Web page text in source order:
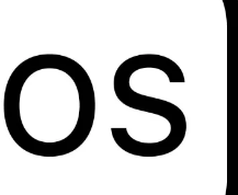
interagissons avec nos appareils
les différents OS disponibles sur
une place particulière en tant
exclusif aux appareils
et l’iPad. Conçu par Apple Inc.,